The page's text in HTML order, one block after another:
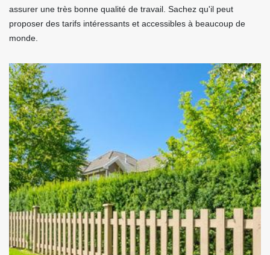
assurer une très bonne qualité de travail. Sachez qu'il peut
proposer des tarifs intéressants et accessibles à beaucoup de
monde.